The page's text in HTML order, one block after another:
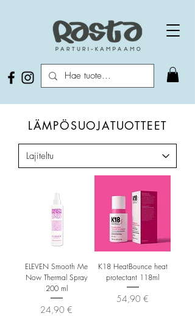
LÄMPÖSUOJATUOTTEET
ELEVEN Smooth Me
Now Thermal Spray
200 ml
Hinta
24,90 €
K18 HeatBounce heat
protectant 118ml
Hinta
54,90 €